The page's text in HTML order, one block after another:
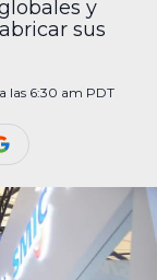
y
sus
las 6:30 am PDT